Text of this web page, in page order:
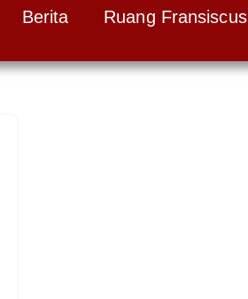
Berita Ruang Fransiscus